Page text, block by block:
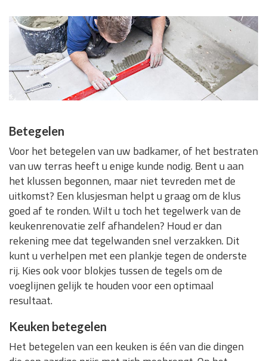
Betegelen
Voor het betegelen van uw badkamer, of het bestraten
van uw terras heeft u enige kunde nodig. Bent u aan
het klussen begonnen, maar niet tevreden met de
uitkomst? Een klusjesman helpt u graag om de klus
goed af te ronden. Wilt u toch het tegelwerk van de
keukenrenovatie zelf afhandelen? Houd er dan
rekening mee dat tegelwanden snel verzakken. Dit
kunt u verhelpen met een plankje tegen de onderste
rij. Kies ook voor blokjes tussen de tegels om de
voeglijnen gelijk te houden voor een optimaal
resultaat.
Keuken betegelen
Het betegelen van een keuken is één van die dingen